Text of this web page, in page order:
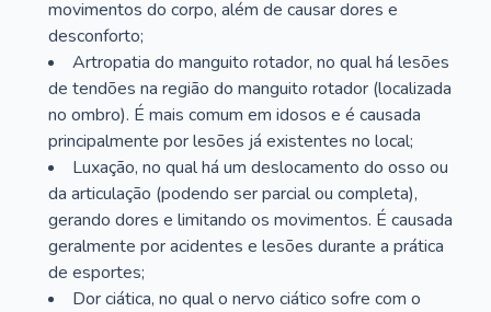
movimentos do corpo, além de causar dores e
desconforto;
Artropatia do manguito rotador, no qual há lesões
de tendões na região do manguito rotador (localizada
no ombro). É mais comum em idosos e é causada
principalmente por lesões já existentes no local;
Luxação, no qual há um deslocamento do osso ou
da articulação (podendo ser parcial ou completa),
gerando dores e limitando os movimentos. É causada
geralmente por acidentes e lesões durante a prática
de esportes;
Dor ciática, no qual o nervo ciático sofre com o